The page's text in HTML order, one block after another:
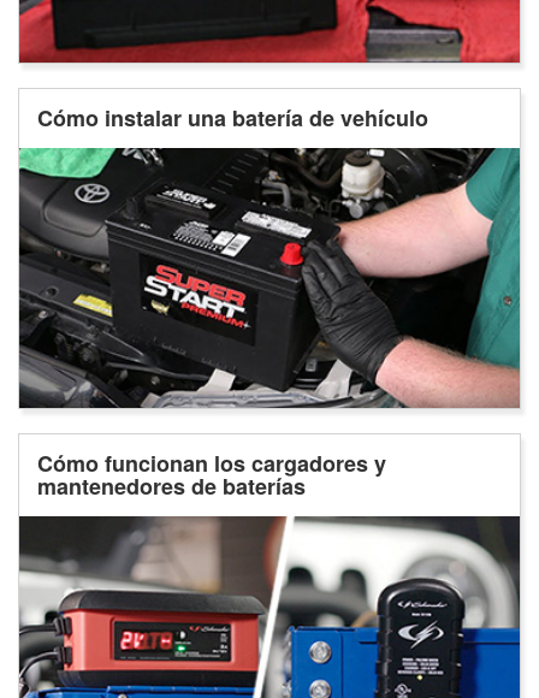
Cómo instalar una batería de vehículo
Cómo funcionan los cargadores y
mantenedores de baterías